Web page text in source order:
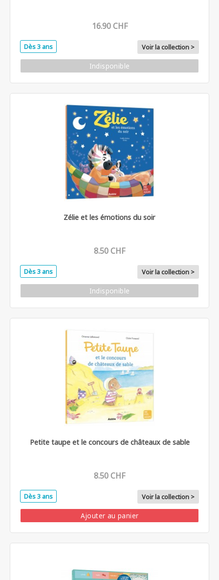
16.90 CHF
Dès 3 ans Voir la collection >
Indisponible
Zélie et les émotions du soir
8.50 CHF
Dès 3 ans Voir la collection >
Indisponible
Petite taupe et le concours de châteaux de sable
8.50 CHF
Dès 3 ans Voir la collection >
Ajouter au panier